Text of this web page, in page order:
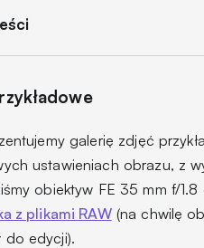
galerię zdjęć
ustawieniach obrazu, z
obiektyw FE 35 mm f/
z plikami RAW(na chwilę
do edycji).